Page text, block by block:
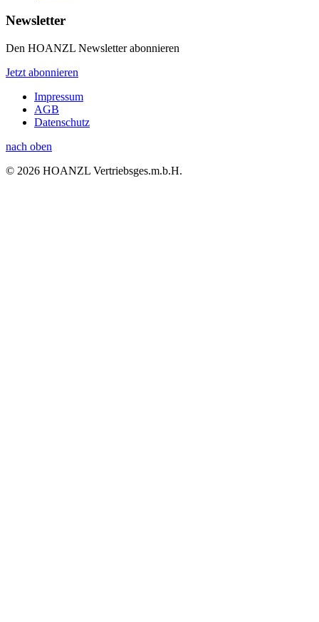
Newsletter
Den HOANZL Newsletter abonnieren
Jetzt abonnieren
Impressum
AGB
Datenschutz
nach oben
© 2026 HOANZL Vertriebsges.m.b.H.